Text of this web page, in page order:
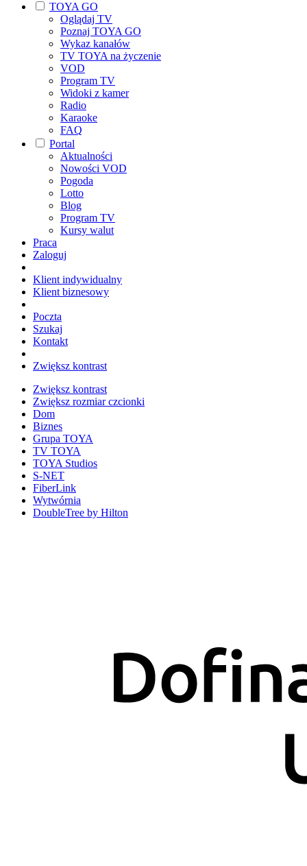
TOYA GO
Oglądaj TV
Poznaj TOYA GO
Wykaz kanałów
TV TOYA na życzenie
VOD
Program TV
Widoki z kamer
Radio
Karaoke
FAQ
Portal
Aktualności
Nowości VOD
Pogoda
Lotto
Blog
Program TV
Kursy walut
Praca
Zaloguj
Klient indywidualny
Klient biznesowy
Poczta
Szukaj
Kontakt
Zwiększ kontrast
Zwiększ kontrast
Zwiększ rozmiar czcionki
Dom
Biznes
Grupa TOYA
TV TOYA
TOYA Studios
S-NET
FiberLink
Wytwórnia
DoubleTree by Hilton